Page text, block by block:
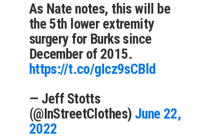
As Nate notes, this will be
the 5th lower extremity
surgery for Burks since
December of 2015.
https://t.co/gIcz9sCBld
— Jeff Stotts
(@InStreetClothes) June 22,
2022